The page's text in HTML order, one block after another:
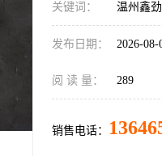
关键词： 温州鑫
发布日期： 2026-08-
阅 读 量： 289
销售电话：